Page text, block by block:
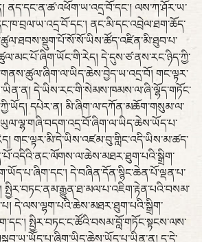
ལས་ཀ་ཤོར་ཡ་
ནང་མི་དང་འབྲེལ་ཐག་ཆོད་
དེ་དུས་ཙ་ནས་རང་ཉིད་ཀྱི་
གང་ལྟར་
དེ་ཡིས་རང་གི་སེམས་ཁམས་ལ་ཞི་ལྷོད་གཏོང་
དཔེར་ན། མི་ཞིག་ལ་དཀོན་མཆོག་གསུམ་ལ་
གང་ལྟར་མི་དེ་ཡིས་འཛམ་བུ་གླིང་འདི་ཡིས་མ་ཚད་
དེ་བཞིན་དོན་སྙིང་ཆེན་པོ་ལྡན་པ་
སྤྱིར་བཏང་ནམ་རྒྱུན་ཐ་མལ་པ་འཇིག་རྟེན་པའི་བསམ་
དེ་ལས་ལྷག་པའི་ཆེས་མཐར་ཐུག་པའི་སྒྲིག་
སྤྱིར་བཏང་ང་ཚོའི་བསམ་བློ་གཏོང་སྟངས་ལས་